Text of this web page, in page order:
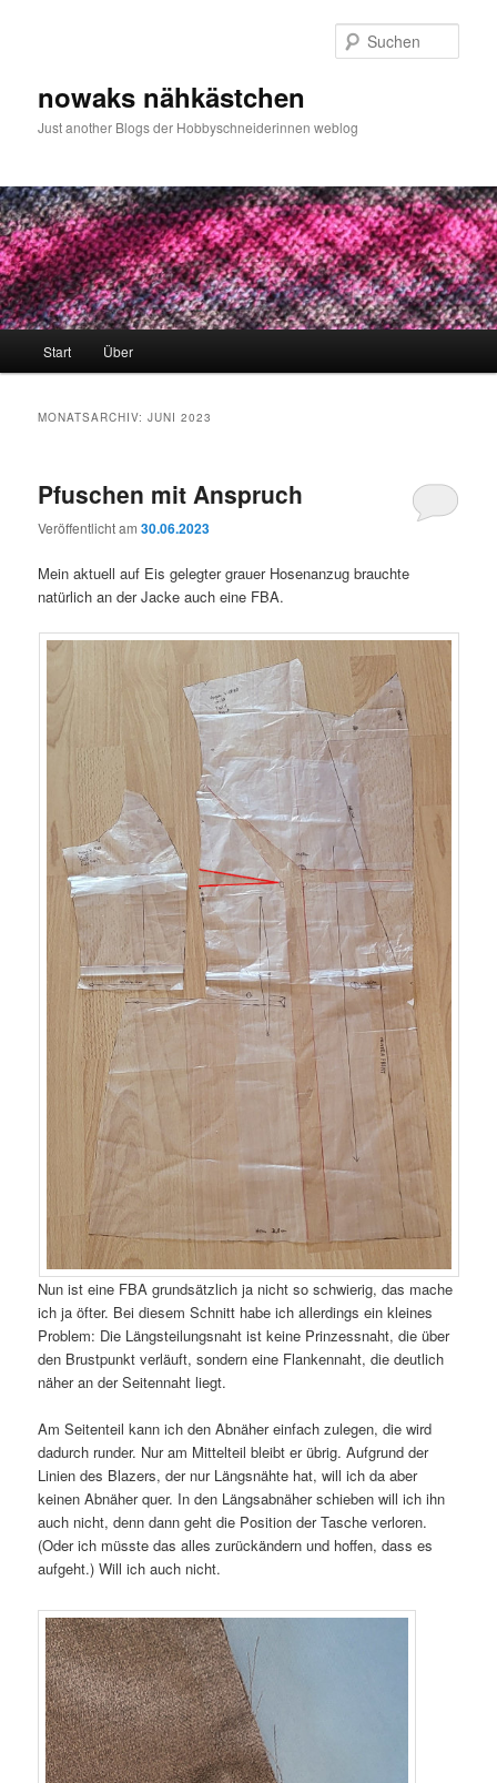
nowaks nähkästchen
Just another Blogs der Hobbyschneiderinnen weblog
Start Über
MONATSARCHIV:JUNI 2023
Pfuschen mit Anspruch
Veröffentlicht am30.06.2023
Mein aktuell auf Eis gelegter grauer Hosenanzug brauchte
natürlich an der Jacke auch eine FBA.
Nun ist eine FBA grundsätzlich ja nicht so schwierig, das mache
ich ja öfter. Bei diesem Schnitt habe ich allerdings ein kleines
Problem: Die Längsteilungsnaht ist keine Prinzessnaht, die über
den Brustpunkt verläuft, sondern eine Flankennaht, die deutlich
näher an der Seitennaht liegt.
Am Seitenteil kann ich den Abnäher einfach zulegen, die wird
dadurch runder. Nur am Mittelteil bleibt er übrig. Aufgrund der
Linien des Blazers, der nur Längsnähte hat, will ich da aber
keinen Abnäher quer. In den Längsabnäher schieben will ich ihn
auch nicht, denn dann geht die Position der Tasche verloren.
(Oder ich müsste das alles zurückändern und hoffen, dass es
aufgeht.) Will ich auch nicht.